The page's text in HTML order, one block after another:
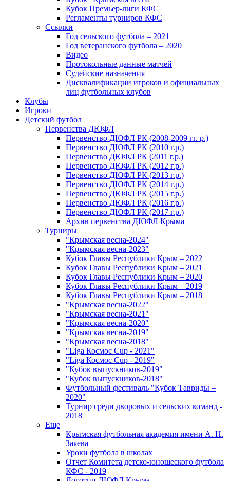
Кубок Премьер-лиги КФС
Регламенты турниров КФС
Ссылки
Год сельского футбола – 2021
Год ветеранского футбола – 2020
Видео
Протокольные данные матчей
Судейские назначения
Дисквалификации игроков и официальных
лиц футбольных клубов
Клубы
Игроки
Детский футбол
Первенства ДЮФЛ
Первенство ДЮФЛ РК (2008-2009 гг. р.)
Первенство ДЮФЛ РК (2010 г.р.)
Первенство ДЮФЛ РК (2011 г.р.)
Первенство ДЮФЛ РК (2012 г.р.)
Первенство ДЮФЛ РК (2013 г.р.)
Первенство ДЮФЛ РК (2014 г.р.)
Первенство ДЮФЛ РК (2015 г.р.)
Первенство ДЮФЛ РК (2016 г.р.)
Первенство ДЮФЛ РК (2017 г.р.)
Архив первенства ДЮФЛ Крыма
Турниры
"Крымская весна-2024"
"Крымская весна-2023"
Кубок Главы Республики Крым – 2022
Кубок Главы Республики Крым – 2021
Кубок Главы Республики Крым – 2020
Кубок Главы Республики Крым – 2019
Кубок Главы Республики Крым – 2018
"Крымская весна-2022"
"Крымская весна-2021"
"Крымская весна-2020"
"Крымская весна-2019"
"Крымская весна-2018"
"Liga Космос Cup - 2021"
"Liga Космос Cup - 2019"
"Кубок выпускников-2019"
"Кубок выпускников-2018"
Футбольный фестиваль "Кубок Тавриды –
2020"
Турнир среди дворовых и сельских команд -
2018
Еще
Крымская футбольная академия имени А. Н.
Заяева
Уроки футбола в школах
Отчет Комитета детско-юношеского футбола
КФС - 2019